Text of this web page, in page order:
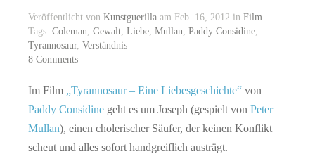
Veröffentlicht von Kunstguerillaam Feb. 16, 2012 in Film
Tags: Coleman Gewalt, Liebe, Mullan Paddy Considine,
Tyrannosaur, Verständnis
8 Comments
Im Film „Tyrannosaur – Eine Liebesgeschichte“von
Paddy Considinegeht es um Joseph (gespielt von Peter
Mullan), einen cholerischer Säufer, der keinen Konflikt
scheut und alles sofort handgreiflich austrägt.